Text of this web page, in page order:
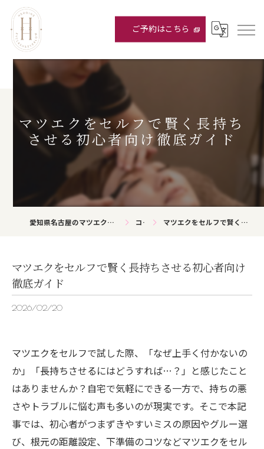
ご予約はこちら
マツエクをセルフで賢く長持ち
させる初心者向け徹底ガイド
愛知県名古屋のマツエクならHEROINE eyelash&eyebrow コラム マツエクをセルフで賢く長持ちさせる初心者向け徹底ガイド
マツエクをセルフで賢く長持ちさせる初心者向け
徹底ガイド
2026/02/20
マツエクをセルフで試した際、「なぜ上手く付かないの
か」「長持ちさせるにはどうすれば…？」と感じたこと
はありませんか？自宅で気軽にできる一方で、持ちの悪
さやトラブルに悩む声も多いのが現実です。そこで本記
事では、初心者がつまずきやすいミスの原因やグルー選
び、根元の距離設定、下準備のコツなどマツエクをセル